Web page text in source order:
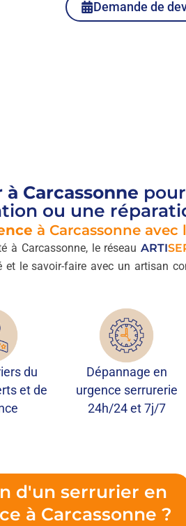
Demande de
Carcassonne
ou une
à Carcassonne avec
à Carcassonne, le réseau ARTI
le savoir-faire avec un artisan
du
et de
Dépannage en
urgence serrurerie
24h/24 et 7j/7
d'un serrurier en
à Carcassonne ?